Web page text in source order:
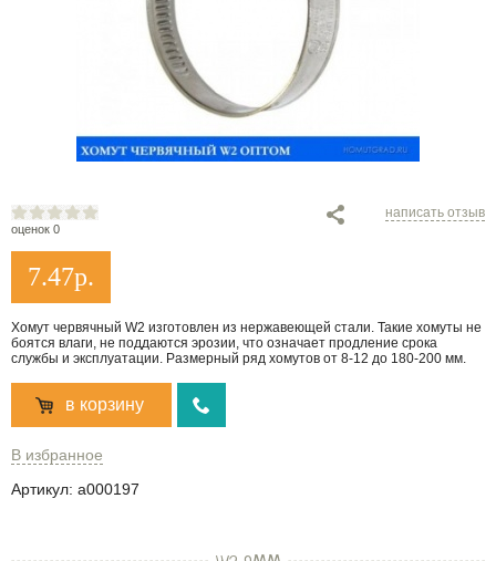
оценок 0
написать отзыв
7.47р.
Хомут червячный W2 изготовлен из нержавеющей стали. Такие хомуты не
боятся влаги, не поддаются эрозии, что означает продление срока
службы и эксплуатации. Размерный ряд хомутов от 8-12 до 180-200 мм.
в корзину
В избранное
Артикул: a000197